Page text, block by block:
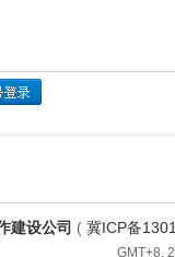
建设公司 ( 冀ICP备
GMT+8,